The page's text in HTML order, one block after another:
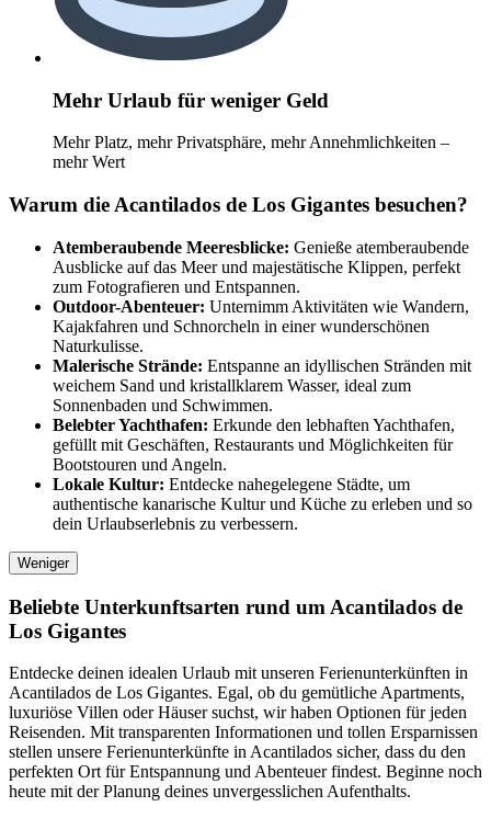
Mehr Urlaub für weniger Geld
Mehr Platz, mehr Privatsphäre, mehr Annehmlichkeiten –
mehr Wert
Warum die Acantilados de Los Gigantes besuchen?
Atemberaubende Meeresblicke: Genieße atemberaubende
Ausblicke auf das Meer und majestätische Klippen, perfekt
zum Fotografieren und Entspannen.
Outdoor-Abenteuer: Unternimm Aktivitäten wie Wandern,
Kajakfahren und Schnorcheln in einer wunderschönen
Naturkulisse.
Malerische Strände: Entspanne an idyllischen Stränden mit
weichem Sand und kristallklarem Wasser, ideal zum
Sonnenbaden und Schwimmen.
Belebter Yachthafen: Erkunde den lebhaften Yachthafen,
gefüllt mit Geschäften, Restaurants und Möglichkeiten für
Bootstouren und Angeln.
Lokale Kultur: Entdecke nahegelegene Städte, um
authentische kanarische Kultur und Küche zu erleben und so
dein Urlaubserlebnis zu verbessern.
Weniger
Beliebte Unterkunftsarten rund um Acantilados de
Los Gigantes
Entdecke deinen idealen Urlaub mit unseren Ferienunterkünften in
Acantilados de Los Gigantes. Egal, ob du gemütliche Apartments,
luxuriöse Villen oder Häuser suchst, wir haben Optionen für jeden
Reisenden. Mit transparenten Informationen und tollen Ersparnissen
stellen unsere Ferienunterkünfte in Acantilados sicher, dass du den
perfekten Ort für Entspannung und Abenteuer findest. Beginne noch
heute mit der Planung deines unvergesslichen Aufenthalts.